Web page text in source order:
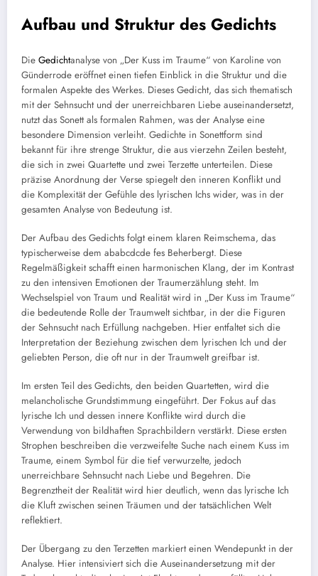
Aufbau und Struktur des Gedichts
Die Gedichtanalyse von „Der Kuss im Traume“ von Karoline von
Günderrode eröffnet einen tiefen Einblick in die Struktur und die
formalen Aspekte des Werkes. Dieses Gedicht, das sich thematisch
mit der Sehnsucht und der unerreichbaren Liebe auseinandersetzt,
nutzt das Sonett als formalen Rahmen, was der Analyse eine
besondere Dimension verleiht. Gedichte in Sonettform sind
bekannt für ihre strenge Struktur, die aus vierzehn Zeilen besteht,
die sich in zwei Quartette und zwei Terzette unterteilen. Diese
präzise Anordnung der Verse spiegelt den inneren Konflikt und
die Komplexität der Gefühle des lyrischen Ichs wider, was in der
gesamten Analyse von Bedeutung ist.
Der Aufbau des Gedichts folgt einem klaren Reimschema, das
typischerweise dem ababcdcde fes Beherbergt. Diese
Regelmäßigkeit schafft einen harmonischen Klang, der im Kontrast
zu den intensiven Emotionen der Traumerzählung steht. Im
Wechselspiel von Traum und Realität wird in „Der Kuss im Traume“
die bedeutende Rolle der Traumwelt sichtbar, in der die Figuren
der Sehnsucht nach Erfüllung nachgeben. Hier entfaltet sich die
Interpretation der Beziehung zwischen dem lyrischen Ich und der
geliebten Person, die oft nur in der Traumwelt greifbar ist.
Im ersten Teil des Gedichts, den beiden Quartetten, wird die
melancholische Grundstimmung eingeführt. Der Fokus auf das
lyrische Ich und dessen innere Konflikte wird durch die
Verwendung von bildhaften Sprachbildern verstärkt. Diese ersten
Strophen beschreiben die verzweifelte Suche nach einem Kuss im
Traume, einem Symbol für die tief verwurzelte, jedoch
unerreichbare Sehnsucht nach Liebe und Begehren. Die
Begrenztheit der Realität wird hier deutlich, wenn das lyrische Ich
die Kluft zwischen seinen Träumen und der tatsächlichen Welt
reflektiert.
Der Übergang zu den Terzetten markiert einen Wendepunkt in der
Analyse. Hier intensiviert sich die Auseinandersetzung mit der